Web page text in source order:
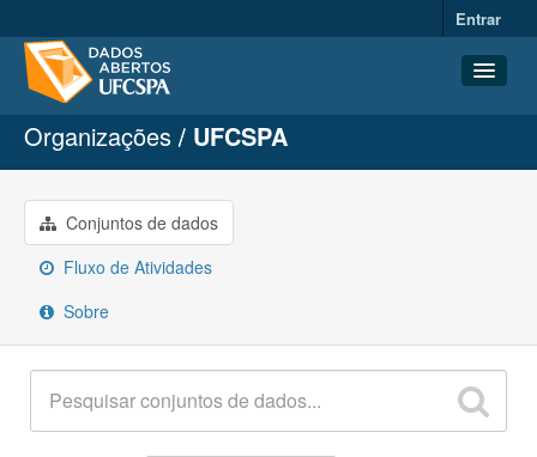
Entrar
Conjuntos de dados
Organizações
Grupos
Sobre
Organizações UFCSPA
Conjuntos de dados
Fluxo de Atividades
Sobre